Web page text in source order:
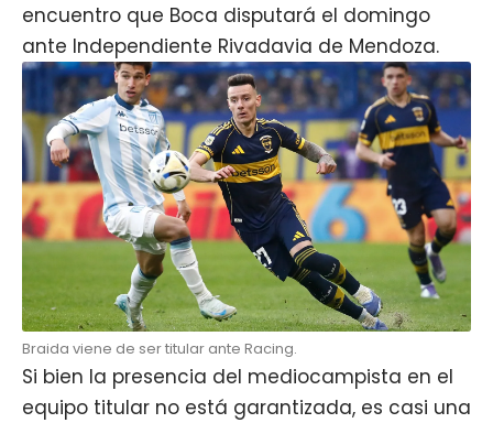
encuentro que Boca disputará el domingo
ante Independiente Rivadavia de Mendoza.
Braida viene de ser titular ante Racing.
Si bien la presencia del mediocampista en el
equipo titular no está garantizada, es casi una